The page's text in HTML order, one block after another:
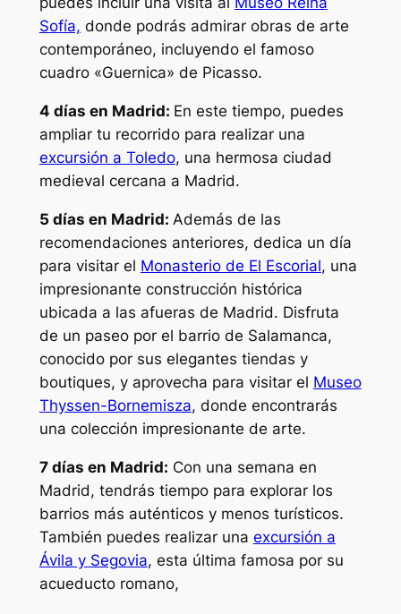
Sofía, donde podrás admirar obras de arte
contemporáneo, incluyendo el famoso
cuadro «Guernica» de Picasso.
4 días en Madrid: En este tiempo, puedes
ampliar tu recorrido para realizar una
excursión a Toledo, una hermosa ciudad
medieval cercana a Madrid.
5 días en Madrid: Además de las
recomendaciones anteriores, dedica un día
para visitar el Monasterio de El Escorial, una
impresionante construcción histórica
ubicada a las afueras de Madrid. Disfruta
de un paseo por el barrio de Salamanca,
conocido por sus elegantes tiendas y
boutiques, y aprovecha para visitar el Museo
Thyssen-Bornemisza, donde encontrarás
una colección impresionante de arte.
7 días en Madrid: Con una semana en
Madrid, tendrás tiempo para explorar los
barrios más auténticos y menos turísticos.
También puedes realizar una excursión a
Ávila y Segovia, esta última famosa por su
acueducto romano,